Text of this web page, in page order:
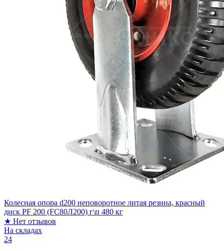
Колесная опора d200 неповоротное литая резина, красный
диск PF 200 (FC80Л200) г\п 480 кг
★ Нет отзывов
На складах
24